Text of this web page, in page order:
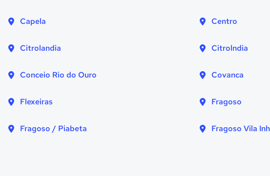
Capela Centro
Citrolandia Citrolndia
Conceio Rio do Ouro Covanca
Flexeiras Fragoso
Fragoso / Piabeta Fragoso Vila